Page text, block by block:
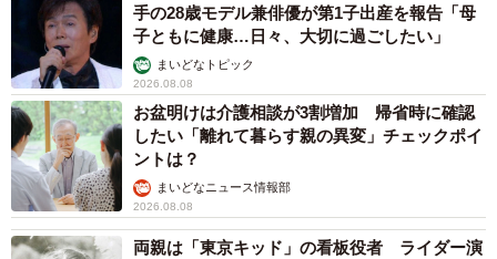
手の28歳モデル兼俳優が第1子出産を報告「母
子ともに健康…日々、大切に過ごしたい」
まいどなトピック
2026.08.08
お盆明けは介護相談が3割増加 帰省時に確認
したい「離れて暮らす親の異変」チェックポイ
ントは？
まいどなニュース情報部
2026.08.08
両親は「東京キッド」の看板役者 ライダー演